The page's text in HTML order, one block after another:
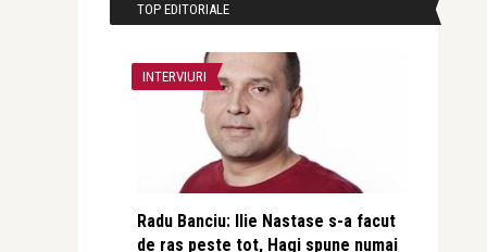
TOP EDITORIALE
INTERVIURI
Radu Banciu: Ilie Nastase s-a facut
de ras peste tot, Hagi spune numai